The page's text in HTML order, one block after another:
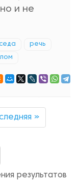
и не
речь
»
результатов